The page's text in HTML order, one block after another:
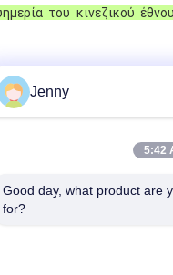
του κινεζικού
Οικολογίας και
Jenny
5:42
Good day, what product are
for?